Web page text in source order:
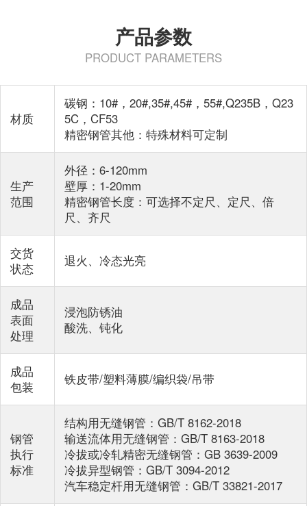
产品参数
PRODUCT PARAMETERS
材质
碳钢：10#，20#,35#,45#，55#,Q235B，Q23
5C，CF53
精密钢管其他：特殊材料可定制
生产
范围
外径：6-120mm
壁厚：1-20mm
精密钢管长度：可选择不定尺、定尺、倍
尺、齐尺
交货
状态
退火、冷态光亮
成品
表面
处理
浸泡防锈油
酸洗、钝化
成品
包装
铁皮带/塑料薄膜/编织袋/吊带
钢管
执行
标准
结构用无缝钢管：GB/T 8162-2018
输送流体用无缝钢管：GB/T 8163-2018
冷拔或冷轧精密无缝钢管：GB 3639-2009
冷拔异型钢管：GB/T 3094-2012
汽车稳定杆用无缝钢管：GB/T 33821-2017